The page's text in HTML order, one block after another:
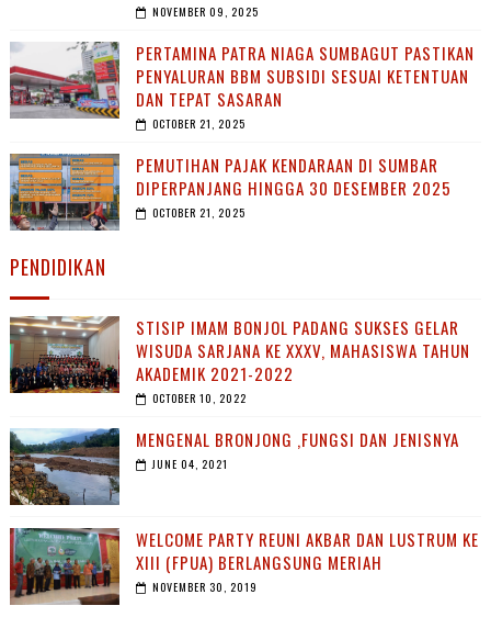
NOVEMBER 09, 2025
PERTAMINA PATRA NIAGA SUMBAGUT PASTIKAN
PENYALURAN BBM SUBSIDI SESUAI KETENTUAN
DAN TEPAT SASARAN
OCTOBER 21, 2025
PEMUTIHAN PAJAK KENDARAAN DI SUMBAR
DIPERPANJANG HINGGA 30 DESEMBER 2025
OCTOBER 21, 2025
PENDIDIKAN
STISIP IMAM BONJOL PADANG SUKSES GELAR
WISUDA SARJANA KE XXXV, MAHASISWA TAHUN
AKADEMIK 2021-2022
OCTOBER 10, 2022
MENGENAL BRONJONG ,FUNGSI DAN JENISNYA
JUNE 04, 2021
WELCOME PARTY REUNI AKBAR DAN LUSTRUM KE
XIII (FPUA) BERLANGSUNG MERIAH
NOVEMBER 30, 2019